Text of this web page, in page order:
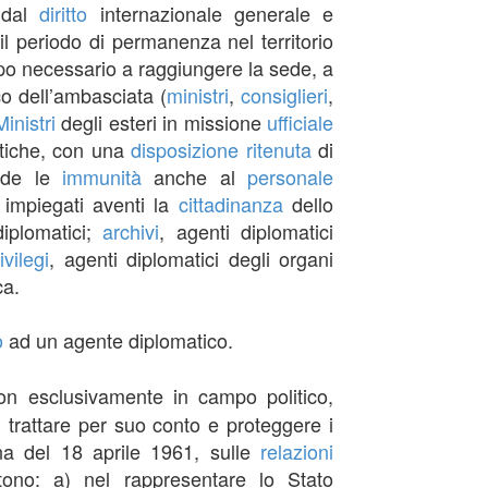
daldiritto internazionale generale e
periodo di permanenza nel territorio
necessario a raggiungere la sede, a
dell’ambasciata (ministri,consiglieri,
degli esteri in missione ufficiale
con unadisposizione ritenutadi
le immunità anche al personale
aventi la cittadinanzadello
archivi, agenti diplomatici
, agenti diplomatici degli organi
ad un agente diplomatico.
esclusivamente in campo politico,
per suo conto e proteggere i
del 18 aprile 1961, sulle relazioni
a) nel rappresentare lo Stato